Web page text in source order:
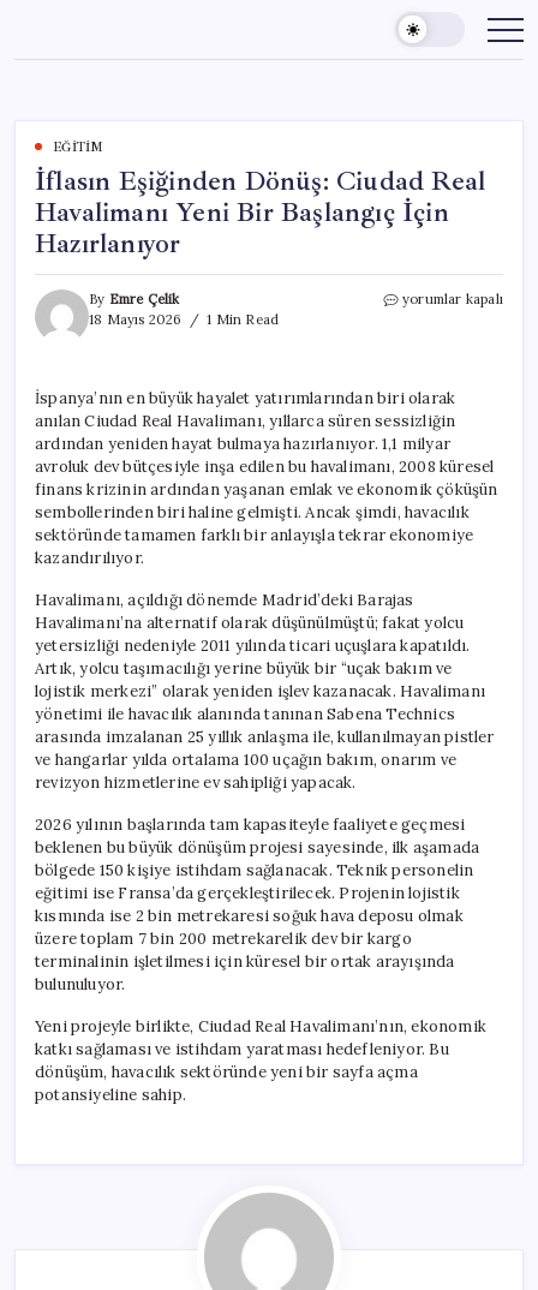
content
EĞITIM
İflasın Eşiğinden Dönüş: Ciudad Real
Havalimanı Yeni Bir Başlangıç İçin
Hazırlanıyor
By Emre Çelik
18 Mayıs 2026
1 Min Read
İflasın
Havalimanı
Yeni
Bir
Başlangıç
İçin
Hazırlanıyor
için
yorumlar kapalı
İspanya’nın en büyük hayalet yatırımlarından biri olarak
anılan Ciudad Real Havalimanı, yıllarca süren sessizliğin
ardından yeniden hayat bulmaya hazırlanıyor. 1,1 milyar
avroluk dev bütçesiyle inşa edilen bu havalimanı, 2008 küresel
finans krizinin ardından yaşanan emlak ve ekonomik çöküşün
sembollerinden biri haline gelmişti. Ancak şimdi, havacılık
sektöründe tamamen farklı bir anlayışla tekrar ekonomiye
kazandırılıyor.
Havalimanı, açıldığı dönemde Madrid’deki Barajas
Havalimanı’na alternatif olarak düşünülmüştü; fakat yolcu
yetersizliği nedeniyle 2011 yılında ticari uçuşlara kapatıldı.
Artık, yolcu taşımacılığı yerine büyük bir “uçak bakım ve
lojistik merkezi” olarak yeniden işlev kazanacak. Havalimanı
yönetimi ile havacılık alanında tanınan Sabena Technics
arasında imzalanan 25 yıllık anlaşma ile, kullanılmayan pistler
ve hangarlar yılda ortalama 100 uçağın bakım, onarım ve
revizyon hizmetlerine ev sahipliği yapacak.
2026 yılının başlarında tam kapasiteyle faaliyete geçmesi
beklenen bu büyük dönüşüm projesi sayesinde, ilk aşamada
bölgede 150 kişiye istihdam sağlanacak. Teknik personelin
eğitimi ise Fransa’da gerçekleştirilecek. Projenin lojistik
kısmında ise 2 bin metrekaresi soğuk hava deposu olmak
üzere toplam 7 bin 200 metrekarelik dev bir kargo
terminalinin işletilmesi için küresel bir ortak arayışında
bulunuluyor.
Yeni projeyle birlikte, Ciudad Real Havalimanı’nın, ekonomik
katkı sağlaması ve istihdam yaratması hedefleniyor. Bu
dönüşüm, havacılık sektöründe yeni bir sayfa açma
potansiyeline sahip.